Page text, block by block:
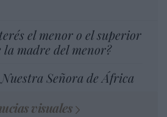
el menor o el superior
la madre del menor?
Señora de África
visuales